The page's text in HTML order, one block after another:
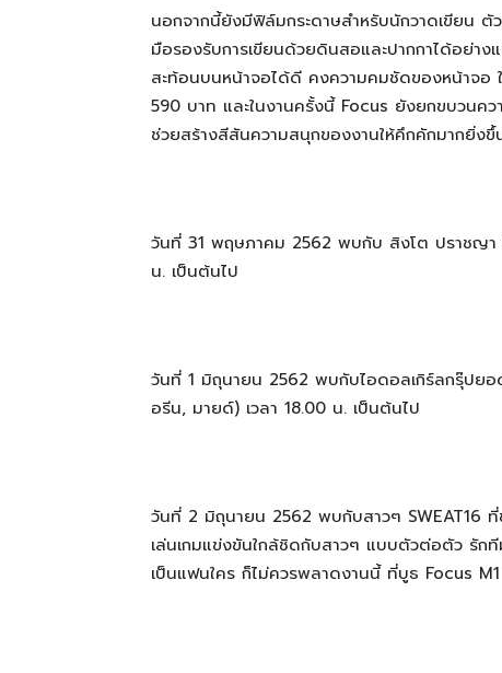
นอกจากนี้ยังมีฟิล์มกระดาษสำหรับนักวาดเขียน ตั
มือรองรับการเขียนด้วยดินสอและปากกาได้อย่
สะท้อนบนหน้าจอได้ดี คงความคมชัดของหน้าจอ
590 บาท และในงานครั้งนี้ Focus ยังยกขบวนค
ช่วยสร้างสีสันความสนุกของงานให้คึกคักมากยิ่ง
วันที่ 31 พฤษภาคม 2562 พบกับ สิงโต ปราชญา
น. เป็นต้นไป
วันที่ 1 มิถุนายน 2562 พบกับไอดอลเกิร์ลกรุ๊ปย
อรีน, มายด์) เวลา 18.00 น. เป็นต้นไป
วันที่ 2 มิถุนายน 2562 พบกับสาวๆ SWEAT16 ที่
เล่นเกมแข่งขันใกล้ชิดกับสาวๆ แบบตัวต่อตัว รักที
เป็นแฟนใคร ก็ไม่ควรพลาดงานนี้ ที่บูธ Focus